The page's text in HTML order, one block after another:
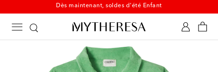
Dès maintenant, soldes d'été Enfant